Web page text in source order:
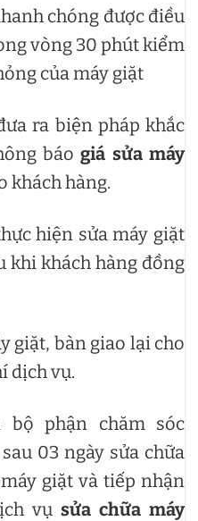
chóng được điều
vòng 30 phút kiểm
của máy giặt
ra biện pháp khắc
báogiá sửa máy
khách hàng.
hiện sửa máy giặt
khi khách hàng đồng
giặt, bàn giao lại cho
dịch vụ.
bộ phận chăm sóc
03 ngày sửa chữa
giặt và tiếp nhận
vụ sửa chữa máy